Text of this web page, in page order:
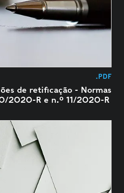
.PDF
de retificação - Normas
2020-R e n.º 11/2020-R